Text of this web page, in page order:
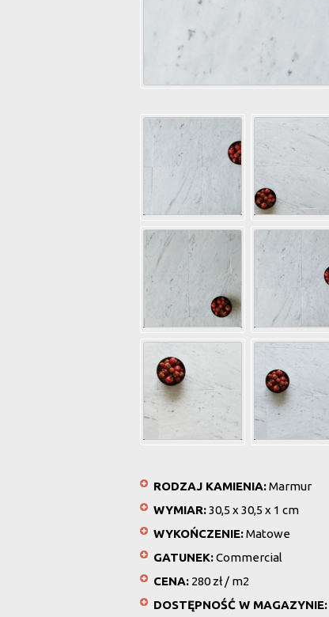
RODZAJ KAMIENIA:Marmur
WYMIAR:30,5 x 30,5 x 1 cm
WYKOŃCZENIE:Matowe
GATUNEK:Commercial
CENA: 280 zł / m2
DOSTĘPNOŚĆ W MAGAZYNIE: